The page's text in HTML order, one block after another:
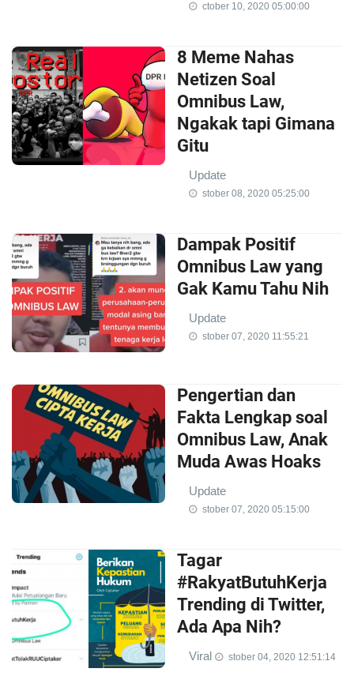
ctober 10, 2020 05:00:00
8 Meme Nahas
Netizen Soal
Omnibus Law,
Ngakak tapi Gimana
Gitu
Update
stober 08, 2020 05:25:00
Dampak Positif
Omnibus Law yang
Gak Kamu Tahu Nih
Update
stober 07, 2020 11:55:21
Pengertian dan
Fakta Lengkap soal
Omnibus Law, Anak
Muda Awas Hoaks
Update
stober 07, 2020 05:15:00
Tagar
#RakyatButuhKerja
Trending di Twitter,
Ada Apa Nih?
Viral stober 04, 2020 12:51:14